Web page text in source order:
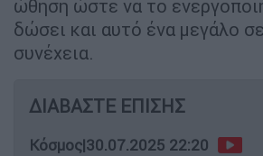
ώθηση ώστε να το
δώσει και αυτό ένα μεγάλο
συνέχεια.
ΔΙΑΒΑΣΤΕ ΕΠΙΣΗΣ
Κόσμος|30.07.2025 22:20